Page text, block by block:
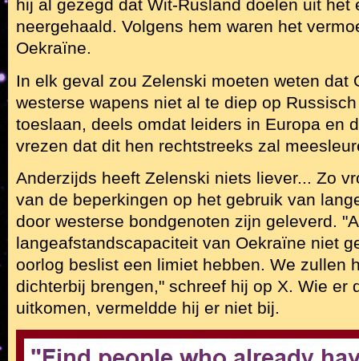
hij al gezegd dat Wit-Rusland doelen uit het
neergehaald. Volgens hem waren het
Oekraïne.
In elk geval zou Zelenski moeten weten dat
westerse wapens niet al te diep op
toeslaan, deels omdat leiders in Europa en
vrezen dat dit hen rechtstreeks zal
Anderzijds heeft Zelenski niets liever... Zo
van de beperkingen op het gebruik van
door westerse bondgenoten zijn geleverd.
langeafstandscapaciteit van Oekraïne niet
oorlog beslist een limiet hebben. We zullen
dichterbij brengen," schreef hij op X. Wie er
uitkomen, vermeldde hij er niet bij.